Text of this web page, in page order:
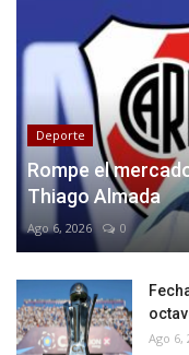
Deporte
Rompe el
Thiago Almada
Ago 6, 2026 0
Ago 6,